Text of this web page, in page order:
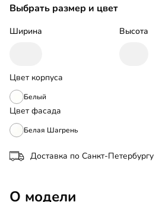
Выбрать размер и цвет
Ширина Высота
Цвет корпуса
Белый
Цвет фасада
Белая Шагрень
Доставка по Санкт-Петербургу
О модели